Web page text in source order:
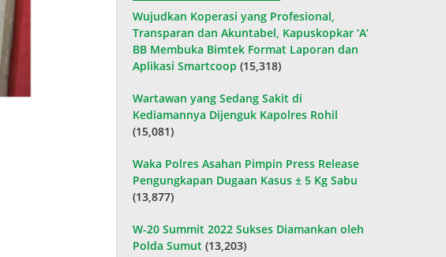
Wujudkan Koperasi yang Profesional,
Transparan dan Akuntabel, Kapuskopkar ‘A’
BB Membuka Bimtek Format Laporan dan
Aplikasi Smartcoop (15,318)
Wartawan yang Sedang Sakit di
Kediamannya Dijenguk Kapolres Rohil
(15,081)
Waka Polres Asahan Pimpin Press Release
Pengungkapan Dugaan Kasus ± 5 Kg Sabu
(13,877)
W-20 Summit 2022 Sukses Diamankan oleh
Polda Sumut (13,203)